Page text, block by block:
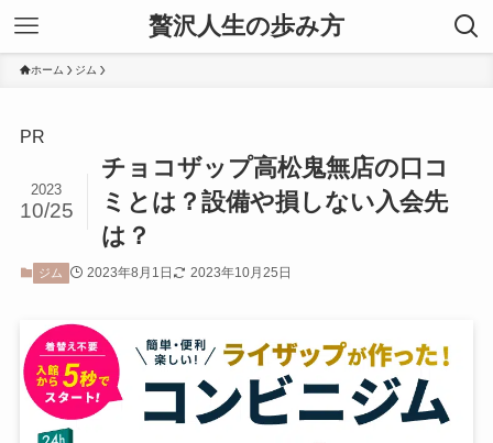
贅沢人生の歩み方
ホーム ジム
PR
チョコザップ高松鬼無店の口コ
ミとは？設備や損しない入会先
は？
2023
10/25
ジム 2023年8月1日 2023年10月25日